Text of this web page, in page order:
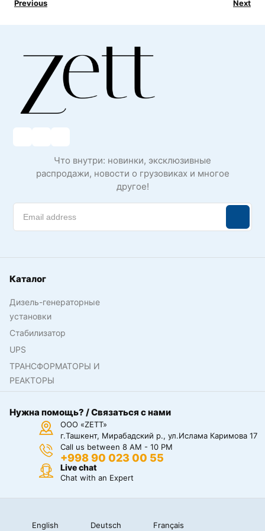
Previous Next
Что внутри: новинки, эксклюзивные
распродажи, новости о грузовиках и многое
другое!
Каталог
Дизель-генераторные
установки
Стабилизатор
UPS
ТРАНСФОРМАТОРЫ И
РЕАКТОРЫ
Нужна помощь? / Связаться с нами
ООО «ZETT»
г.Ташкент, Мирабадский р., ул.Ислама Каримова 17
Call us between 8 AM - 10 PM
+998 90 023 00 55
Live chat
Chat with an Expert
English Deutsch Français